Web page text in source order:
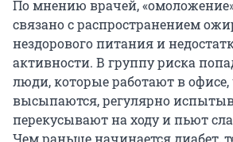
По мнению врачей,
связано с распространением
нездорового питания и
активности. В группу риска
люди, которые работают в офисе,
высыпаются, регулярно
перекусывают на ходу и пьют
Чем раньше начинается диабет,